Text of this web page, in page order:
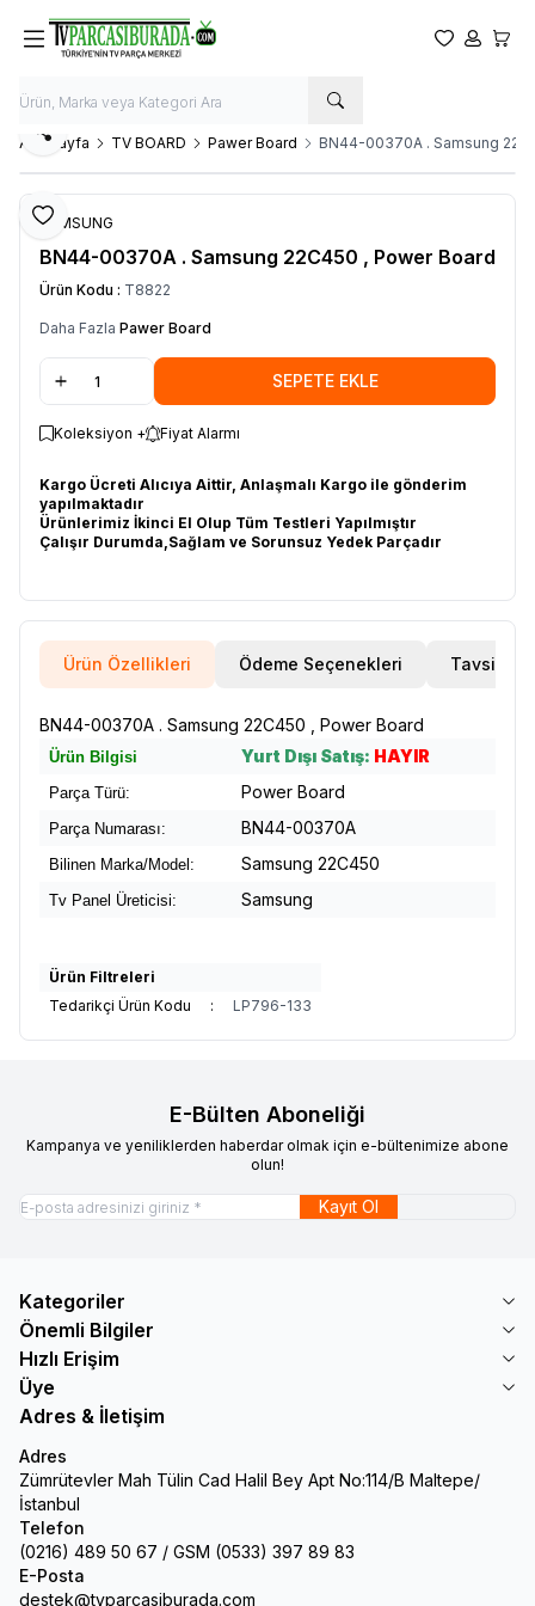
Favorilerim
Hesabım
Ana Sayfa TV BOARD Pawer Board BN44-00370A . Samsung
Favoriye Ekle
Paylaş
SAMSUNG
BN44-00370A . Samsung 22C450 , Power Board
Ürün Kodu : T8822
Daha Fazla Pawer Board
SEPETE EKLE
Koleksiyon + Fiyat Alarmı
Kargo Ücreti Alıcıya Aittir, Anlaşmalı Kargo ile gönderim
yapılmaktadır
Ürünlerimiz İkinci El Olup Tüm Testleri Yapılmıştır
Çalışır Durumda,Sağlam ve Sorunsuz Yedek Parçadır
Ürün Özellikleri Ödeme Seçenekleri Tavsiye Et
BN44-00370A . Samsung 22C450 , Power Board
Ürün Bilgisi Yurt Dışı Satış: HAYIR
Parça Türü: Power Board
Parça Numarası: BN44-00370A
Bilinen Marka/Model: Samsung 22C450
Tv Panel Üreticisi: Samsung
Ürün Filtreleri
Tedarikçi Ürün Kodu
: LP796-133
E-Bülten Aboneliği
Kampanya ve yeniliklerden haberdar olmak için e-bültenimize abone
olun!
Kayıt Ol
Kategoriler
Önemli Bilgiler
Hızlı Erişim
Üye
Adres & İletişim
Adres
Zümrütevler Mah Tülin Cad Halil Bey Apt No:114/B Maltepe/
İstanbul
Telefon
(0216) 489 50 67 / GSM (0533) 397 89 83
E-Posta
destek@tvparcasiburada.com